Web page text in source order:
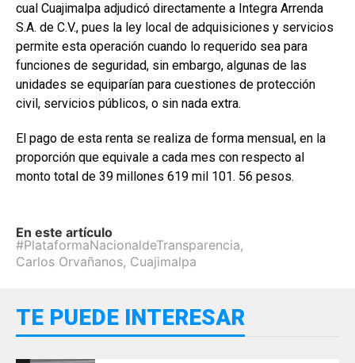
cual Cuajimalpa adjudicó directamente a Integra Arrenda
S.A. de C.V., pues la ley local de adquisiciones y servicios
permite esta operación cuando lo requerido sea para
funciones de seguridad, sin embargo, algunas de las
unidades se equiparían para cuestiones de protección
civil, servicios públicos, o sin nada extra.
El pago de esta renta se realiza de forma mensual, en la
proporción que equivale a cada mes con respecto al
monto total de 39 millones 619 mil 101. 56 pesos.
En este artículo
#PlataformaNacionaldeTransparencia,
Carlos Orvañanos, Cuajimalpa
TE PUEDE INTERESAR